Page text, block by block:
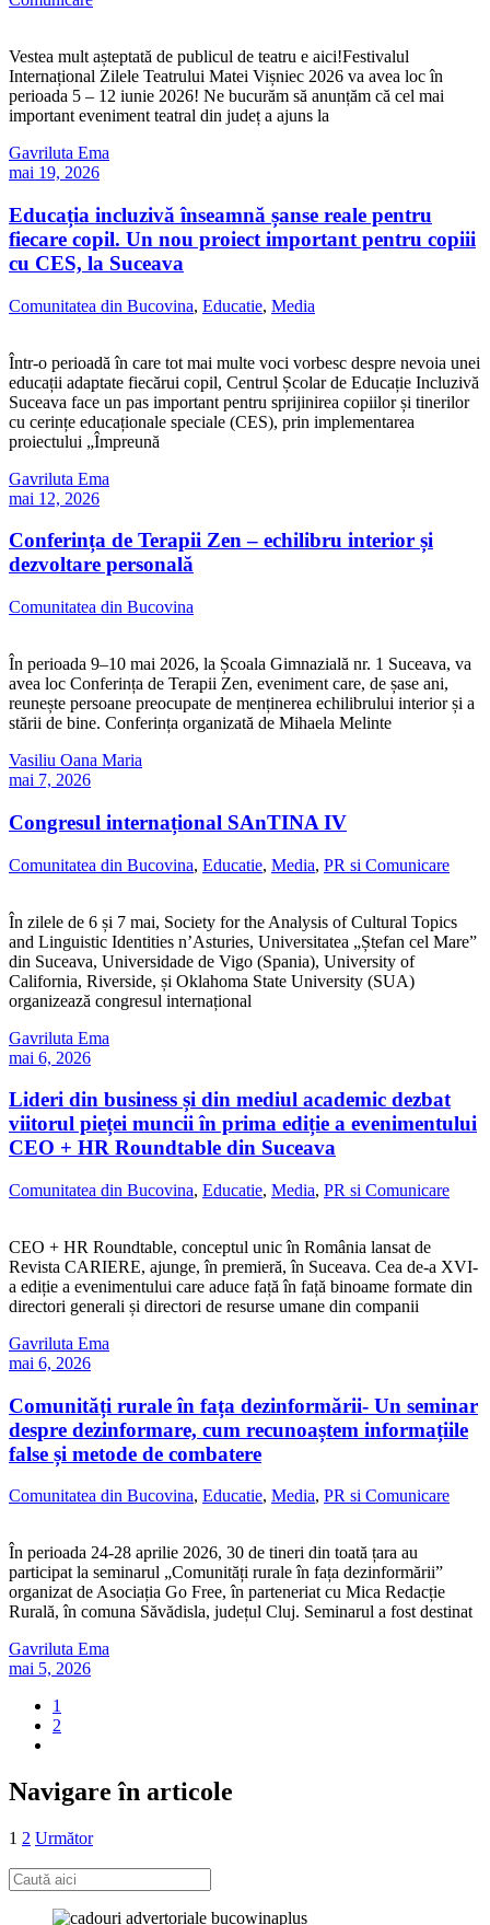
Vestea mult așteptată de publicul de teatru e aici!Festivalul
Internațional Zilele Teatrului Matei Vișniec 2026 va avea loc în
perioada 5 – 12 iunie 2026! Ne bucurăm să anunțăm că cel mai
important eveniment teatral din județ a ajuns la
Gavriluta Ema
mai 19, 2026
Educația incluzivă înseamnă șanse reale pentru
fiecare copil. Un nou proiect important pentru copiii
cu CES, la Suceava
Comunitatea din Bucovina, Educatie, Media
Într-o perioadă în care tot mai multe voci vorbesc despre nevoia unei
educații adaptate fiecărui copil, Centrul Școlar de Educație Incluzivă
Suceava face un pas important pentru sprijinirea copiilor și tinerilor
cu cerințe educaționale speciale (CES), prin implementarea
proiectului „Împreună
Gavriluta Ema
mai 12, 2026
Conferința de Terapii Zen – echilibru interior și
dezvoltare personală
Comunitatea din Bucovina
În perioada 9–10 mai 2026, la Școala Gimnazială nr. 1 Suceava, va
avea loc Conferința de Terapii Zen, eveniment care, de șase ani,
reunește persoane preocupate de menținerea echilibrului interior și a
stării de bine. Conferința organizată de Mihaela Melinte
Vasiliu Oana Maria
mai 7, 2026
Congresul internațional SAnTINA IV
Comunitatea din Bucovina, Educatie, Media, PR si Comunicare
În zilele de 6 și 7 mai, Society for the Analysis of Cultural Topics
and Linguistic Identities n’Asturies, Universitatea „Ștefan cel Mare”
din Suceava, Universidade de Vigo (Spania), University of
California, Riverside, și Oklahoma State University (SUA)
organizează congresul internațional
Gavriluta Ema
mai 6, 2026
Lideri din business și din mediul academic dezbat
viitorul pieței muncii în prima ediție a evenimentului
CEO + HR Roundtable din Suceava
Comunitatea din Bucovina, Educatie, Media, PR si Comunicare
CEO + HR Roundtable, conceptul unic în România lansat de
Revista CARIERE, ajunge, în premieră, în Suceava. Cea de-a XVI-
a ediție a evenimentului care aduce față în față binoame formate din
directori generali și directori de resurse umane din companii
Gavriluta Ema
mai 6, 2026
Comunități rurale în fața dezinformării- Un seminar
despre dezinformare, cum recunoaștem informațiile
false și metode de combatere
Comunitatea din Bucovina, Educatie, Media, PR si Comunicare
În perioada 24-28 aprilie 2026, 30 de tineri din toată țara au
participat la seminarul „Comunități rurale în fața dezinformării”
organizat de Asociația Go Free, în parteneriat cu Mica Redacție
Rurală, în comuna Săvădisla, județul Cluj. Seminarul a fost destinat
Gavriluta Ema
mai 5, 2026
1
2
Navigare în articole
1 2 Următor